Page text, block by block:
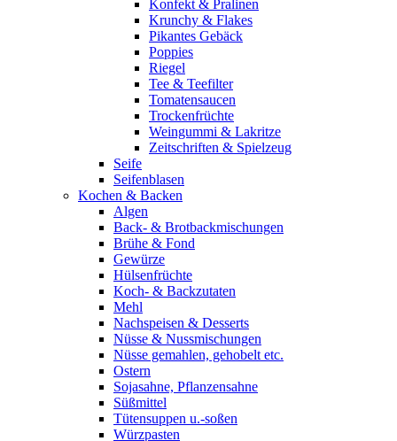
Konfekt & Pralinen
Krunchy & Flakes
Pikantes Gebäck
Poppies
Riegel
Tee & Teefilter
Tomatensaucen
Trockenfrüchte
Weingummi & Lakritze
Zeitschriften & Spielzeug
Seife
Seifenblasen
Kochen & Backen
Algen
Back- & Brotbackmischungen
Brühe & Fond
Gewürze
Hülsenfrüchte
Koch- & Backzutaten
Mehl
Nachspeisen & Desserts
Nüsse & Nussmischungen
Nüsse gemahlen, gehobelt etc.
Ostern
Sojasahne, Pflanzensahne
Süßmittel
Tütensuppen u.-soßen
Würzpasten